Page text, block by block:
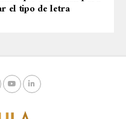
el tipo de letra